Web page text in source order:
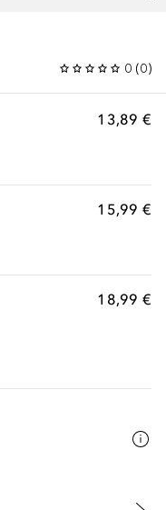
0 (0)
13,89 €
15,99 €
18,99 €